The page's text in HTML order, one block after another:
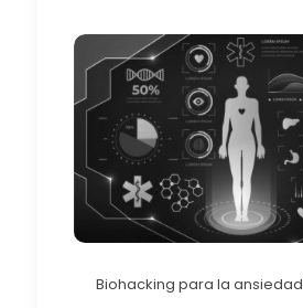
Biohacking para la ansiedad